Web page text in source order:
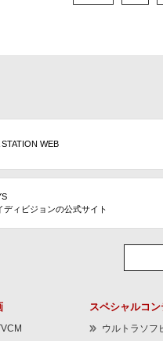
WEB
ディビジョンの公式サイト
スペシャルコン
ウルトラソフ